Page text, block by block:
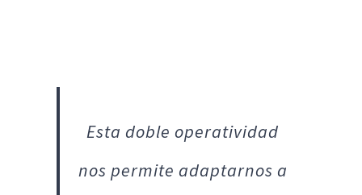
Esta doble operatividad
nos permite adaptarnos a